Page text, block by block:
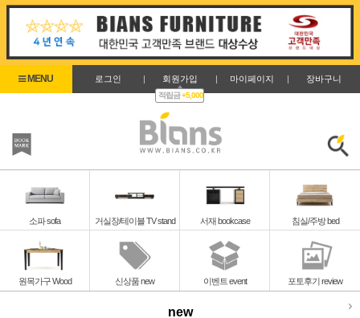
로그인 | 회원가입 |
적립금+5,000
마이페이지 | 장바구니
소파 sofa 거실장/테이블 TV stand 서재 bookcase 침실/주방 bed
원목가구 Wood 신상품 new 이벤트 event 포토후기 review
new